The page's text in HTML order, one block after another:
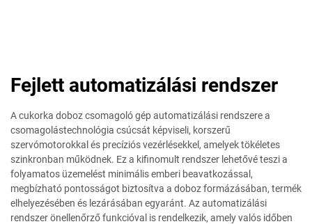
Fejlett automatizálási rendszer
A cukorka doboz csomagoló gép automatizálási rendszere a
csomagolástechnológia csúcsát képviseli, korszerű
szervómotorokkal és precíziós vezérlésekkel, amelyek tökéletes
szinkronban működnek. Ez a kifinomult rendszer lehetővé teszi a
folyamatos üzemelést minimális emberi beavatkozással,
megbízható pontosságot biztosítva a doboz formázásában, termék
elhelyezésében és lezárásában egyaránt. Az automatizálási
rendszer önellenőrző funkcióval is rendelkezik, amely valós időben